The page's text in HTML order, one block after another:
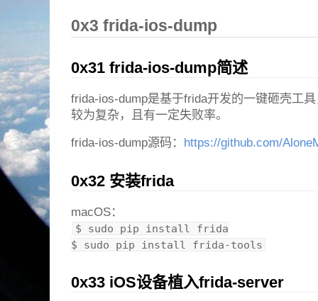
0x3 frida-ios-dump
0x31 frida-ios-dump简述
frida-ios-dump是基于frida开发的一键砸壳工
较为复杂，且有一定失败率。
frida-ios-dump源码： https://github.com/
0x32 安装frida
macOS：
$ sudo pip install frida
$ sudo pip install frida-tools
0x33 iOS设备植入frida-server